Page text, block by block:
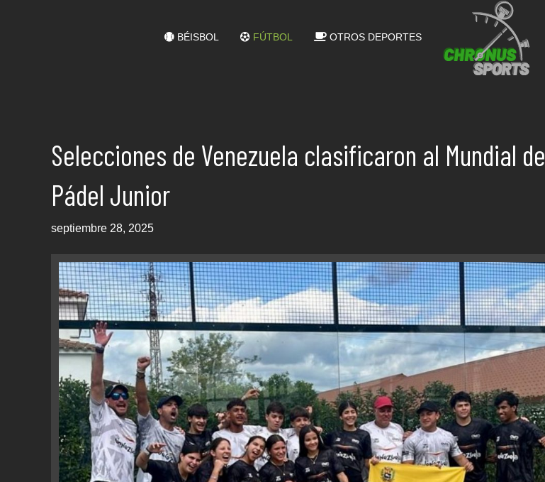
BÉISBOL FÚTBOL OTROS DEPORTES
Selecciones de Venezuela clasificaron al Mundial de
Pádel Junior
septiembre 28, 2025